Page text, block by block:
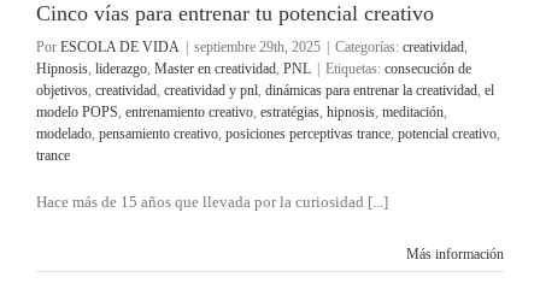
Cinco vías para entrenar tu potencial creativo
Por ESCOLA DE VIDA septiembre 29th, 2025 Categorías: creatividad,
Hipnosis, liderazgo, Master en creatividad, PNL Etiquetas: consecución de
objetivos, creatividad, creatividad y pnl, dinámicas para entrenar la creatividad, el
modelo POPS, entrenamiento creativo, estratégias, hipnosis, meditación,
modelado, pensamiento creativo, posiciones perceptivas trance, potencial creativo,
trance
Hace más de 15 años que llevada por la curiosidad [...]
Más información